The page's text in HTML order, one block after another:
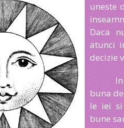
uneste
Daca
atunci
decizie
buna
le iei
bune